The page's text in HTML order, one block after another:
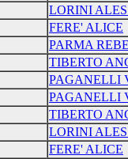
LORINI
FERE' ALICE
PARMA
TIBERTO
PAGANELLI
PAGANELLI
TIBERTO
LORINI
FERE' ALICE